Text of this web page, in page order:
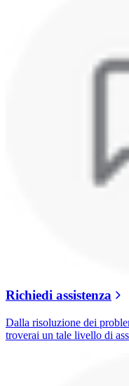
Richiedi assistenza
Dalla risoluzione dei
troverai un tale livello di